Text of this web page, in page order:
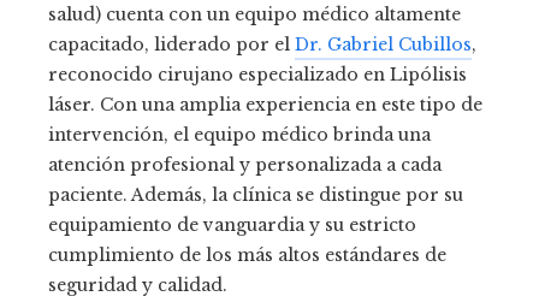
salud) cuenta con un equipo médico altamente
capacitado, liderado por el Dr. Gabriel Cubillos,
reconocido cirujano especializado en Lipólisis
láser. Con una amplia experiencia en este tipo de
intervención, el equipo médico brinda una
atención profesional y personalizada a cada
paciente. Además, la clínica se distingue por su
equipamiento de vanguardia y su estricto
cumplimiento de los más altos estándares de
seguridad y calidad.